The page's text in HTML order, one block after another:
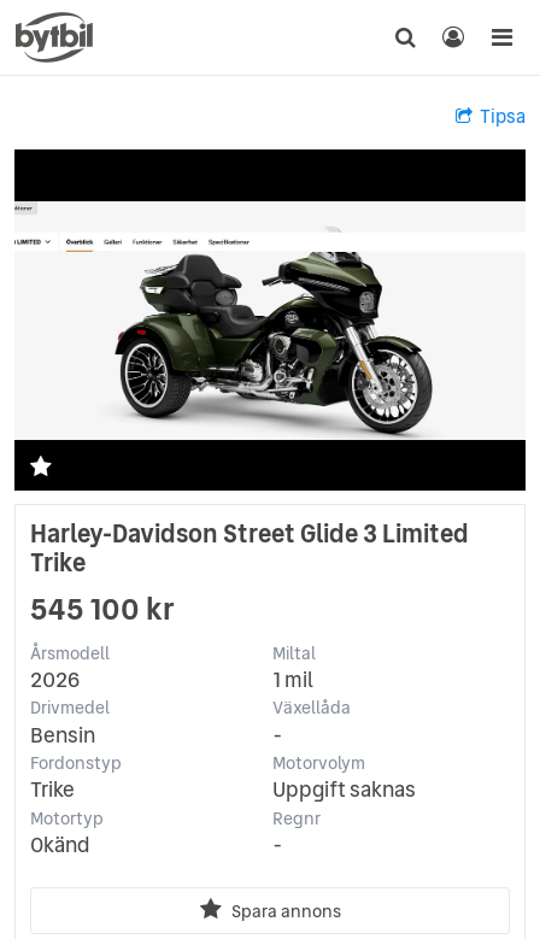
Tipsa
Harley-Davidson Street Glide 3 Limited
Trike
545 100 kr
Årsmodell
2026
Miltal
1 mil
Drivmedel
Bensin
Växellåda
-
Fordonstyp
Trike
Motorvolym
Uppgift saknas
Motortyp
Okänd
Regnr
-
Spara annons